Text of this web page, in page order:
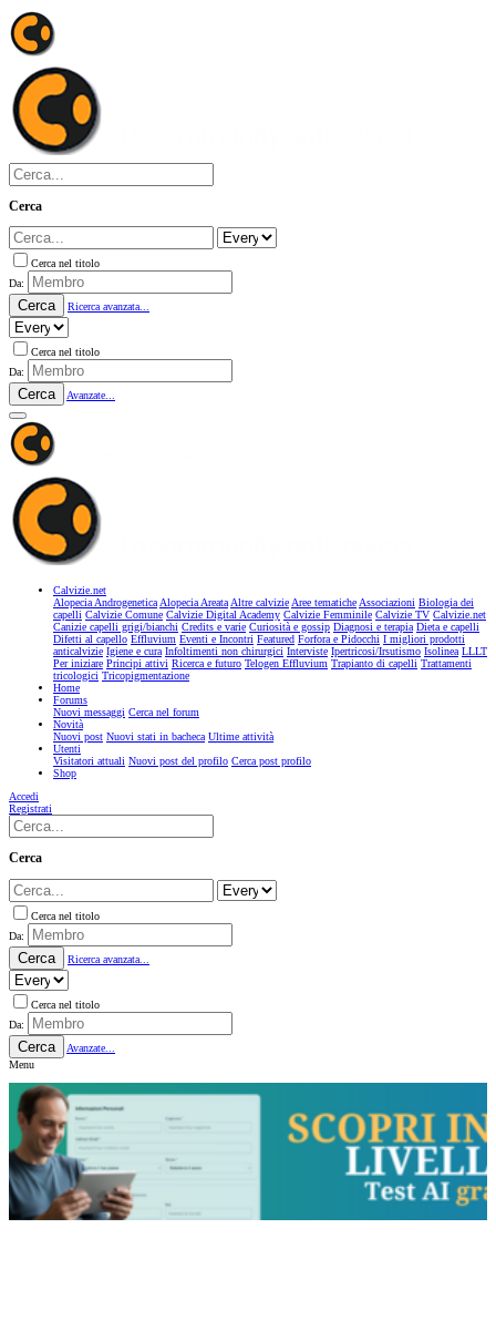
Cerca
Cerca nel titolo
Da:
Cerca Ricerca avanzata...
Cerca nel titolo
Da:
Cerca Avanzate...
Calvizie.net
Alopecia AndrogeneticaAlopecia AreataAltre calvizieAree tematicheAssociazioni Biologia dei
capelli Calvizie Comune Calvizie Digital Academy Calvizie Femminile Calvizie TV Calvizie.net
Canizie capelli grigi/bianchi Credits e varie Curiosità e gossip Diagnosi e terapia Dieta e capelli
Difetti al capello Effluvium Eventi e Incontri Featured Forfora e Pidocchi I migliori prodotti
anticalvizie Igiene e cura Infoltimenti non chirurgici Interviste Ipertricosi/Irsutismo Isolinea LLLT
Per iniziare Principi attivi Ricerca e futuro Telogen Effluvium Trapianto di capelli Trattamenti
tricologici Tricopigmentazione
Home
Forums
Nuovi messaggi Cerca nel forum
Novità
Nuovi post Nuovi stati in bacheca Ultime attività
Utenti
Visitatori attuali Nuovi post del profilo Cerca post profilo
Shop
Accedi
Registrati
Cerca
Cerca nel titolo
Da:
Cerca Ricerca avanzata...
Cerca nel titolo
Da:
Cerca
Avanzate...
Menu